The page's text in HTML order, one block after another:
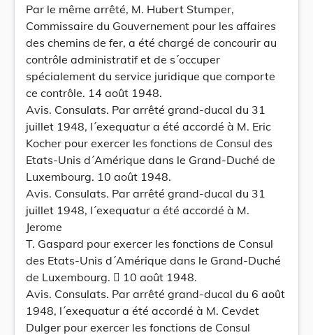
Par le même arrêté, M. Hubert Stumper,
Commissaire du Gouvernement pour les affaires
des chemins de fer, a été chargé de concourir au
contrôle administratif et de s´occuper
spécialement du service juridique que comporte
ce contrôle. 14 août 1948.
Avis. Consulats. Par arrêté grand-ducal du 31
juillet 1948, l´exequatur a été accordé à M. Eric
Kocher pour exercer les fonctions de Consul des
Etats-Unis d´Amérique dans le Grand-Duché de
Luxembourg. 10 août 1948.
Avis. Consulats. Par arrêté grand-ducal du 31
juillet 1948, l´exequatur a été accordé à M.
Jerome
T. Gaspard pour exercer les fonctions de Consul
des Etats-Unis d´Amérique dans le Grand-Duché
de Luxembourg.  10 août 1948.
Avis. Consulats. Par arrêté grand-ducal du 6 août
1948, l´exequatur a été accordé à M. Cevdet
Dulger pour exercer les fonctions de Consul